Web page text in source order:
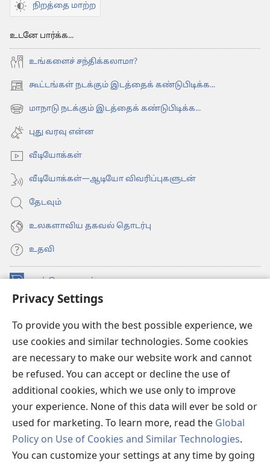
Privacy Settings
To provide you with the best possible experience, we
use cookies and similar technologies. Some cookies
are necessary to make our website work and cannot
be refused. You can accept or decline the use of
additional cookies, which we use only to improve
your experience. None of this data will ever be sold or
used for marketing. To learn more, read the Global
Policy on Use of Cookies and Similar Technologies.
You can customize your settings at any time by going
நிறத்தை மாற்ற
உடனே பார்க்க...
உங்களைச் சந்திக்கலாமா?
கூட்டங்கள் நடக்கும் இடத்தைக் கண்டுபிடிக்க...
(opens
new மாநாடு நடக்கும் இடத்தைக் கண்டுபிடிக்க...
(opens
new
window)
புது வரவு என்ன
வீடியோக்கள்
வீடியோக்கள்—ஆடியோ விவரிப்புகளுடன்
தேடவும்
உலகளாவிய தகவல் தொடர்பு
உதவி
நன்கொடைகள்
new
(opens
JW Hub®
window)JW லைப்ரரி
உவாட்ச்டவர் லைப்ரரி